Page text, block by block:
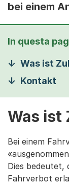
bei einem
In questa
Was ist
Kontakt
Was ist
Bei einem
Dies bedeutet,
Fahrverbot